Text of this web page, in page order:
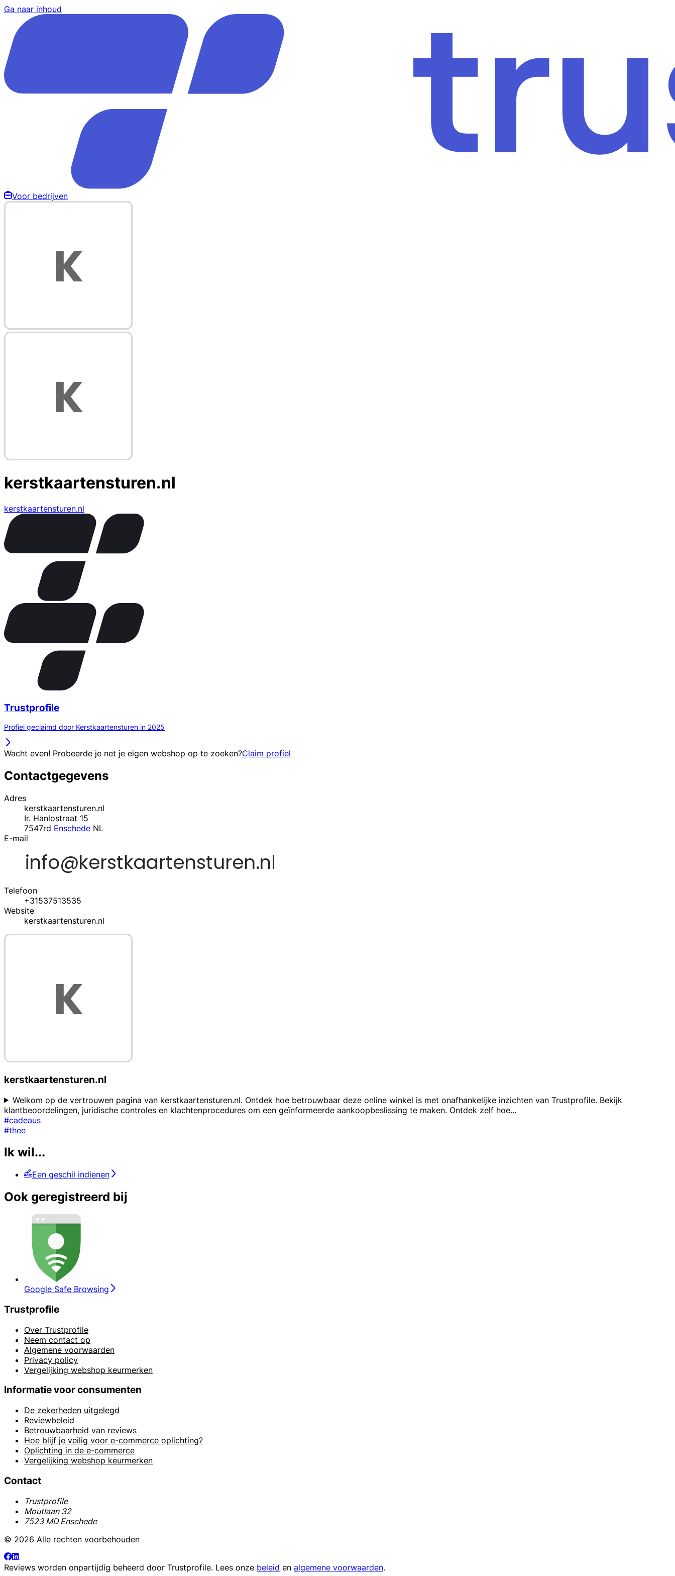
Ga naar inhoud
Voor bedrijven
kerstkaartensturen.nl
kerstkaartensturen.nl
Trustprofile
Profiel geclaimd door Kerstkaartensturen in 2025
Wacht even! Probeerde je net je eigen webshop op te zoeken?Claim profiel
Contactgegevens
Adres
kerstkaartensturen.nl
Ir. Hanlostraat 15
7547rd Enschede NL
E-mail
Telefoon
+31537513535
Website
kerstkaartensturen.nl
kerstkaartensturen.nl
Welkom op de vertrouwen pagina van kerstkaartensturen.nl. Ontdek hoe betrouwbaar deze online winkel is met onafhankelijke inzichten van Trustprofile. Bekijk
klantbeoordelingen, juridische controles en klachtenprocedures om een geïnformeerde aankoopbeslissing te maken. Ontdek zelf hoe...
#cadeaus
#thee
Ik wil...
Een geschil indienen
Ook geregistreerd bij
Google Safe Browsing
Trustprofile
Over Trustprofile
Neem contact op
Algemene voorwaarden
Privacy policy
Vergelijking webshop keurmerken
Informatie voor consumenten
De zekerheden uitgelegd
Reviewbeleid
Betrouwbaarheid van reviews
Hoe blijf je veilig voor e-commerce oplichting?
Oplichting in de e-commerce
Vergelijking webshop keurmerken
Contact
Trustprofile
Moutlaan 32
7523 MD Enschede
© 2026 Alle rechten voorbehouden
Reviews worden onpartijdig beheerd door Trustprofile. Lees onze beleid en algemene voorwaarden.